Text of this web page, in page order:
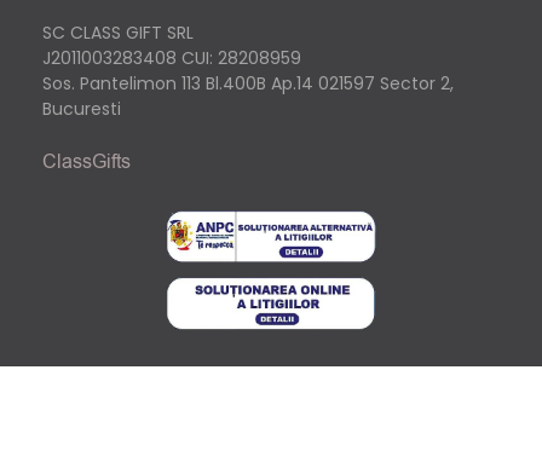
SC CLASS GIFT SRL
J2011003283408 CUI: 28208959
Sos. Pantelimon 113 Bl.400B Ap.14 021597 Sector 2,
Bucuresti
ClassGifts